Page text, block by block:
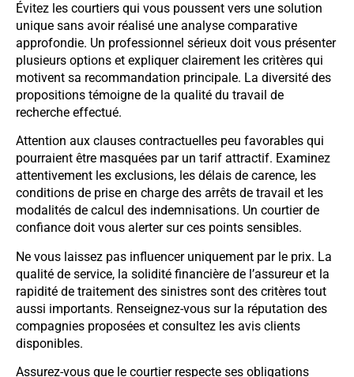
Évitez les courtiers qui vous poussent vers une solution
unique sans avoir réalisé une analyse comparative
approfondie. Un professionnel sérieux doit vous présenter
plusieurs options et expliquer clairement les critères qui
motivent sa recommandation principale. La diversité des
propositions témoigne de la qualité du travail de
recherche effectué.
Attention aux clauses contractuelles peu favorables qui
pourraient être masquées par un tarif attractif. Examinez
attentivement les exclusions, les délais de carence, les
conditions de prise en charge des arrêts de travail et les
modalités de calcul des indemnisations. Un courtier de
confiance doit vous alerter sur ces points sensibles.
Ne vous laissez pas influencer uniquement par le prix. La
qualité de service, la solidité financière de l’assureur et la
rapidité de traitement des sinistres sont des critères tout
aussi importants. Renseignez-vous sur la réputation des
compagnies proposées et consultez les avis clients
disponibles.
Assurez-vous que le courtier respecte ses obligations